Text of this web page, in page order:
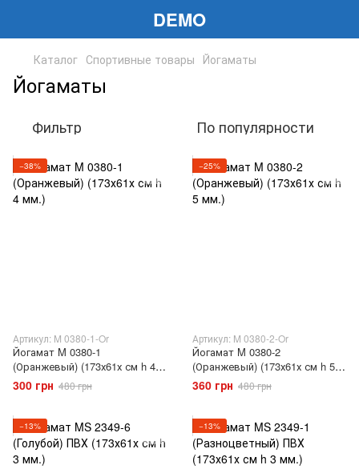
DEMO
Каталог Спортивные товары Йогаматы
Йогаматы
Фильтр По популярности
−38%
Артикул: M 0380-1-Or
Йогамат M 0380-1
(Оранжевый) (173х61х см h 4
мм.)
300 грн 480 грн
−25%
Артикул: M 0380-2-Or
Йогамат M 0380-2
(Оранжевый) (173х61х см h 5
мм.)
360 грн 480 грн
−13% −13%